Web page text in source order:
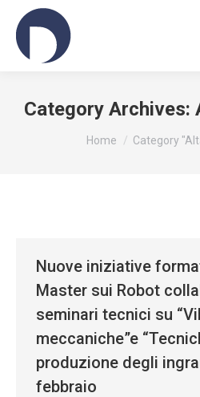
Category Archives:
You are here:
Home Category
Nuove iniziative
Master sui Robot
seminari tecnici su
meccaniche”e
produzione degli
febbraio